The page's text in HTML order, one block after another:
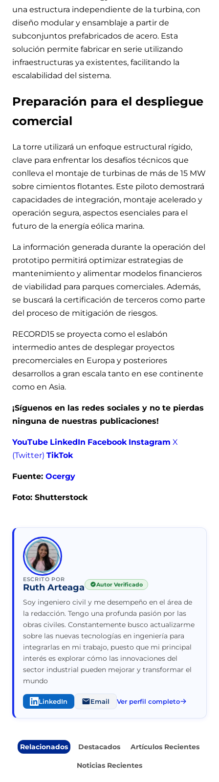
una estructura independiente de la turbina, con
diseño modular y ensamblaje a partir de
subconjuntos prefabricados de acero. Esta
solución permite fabricar en serie utilizando
infraestructuras ya existentes, facilitando la
escalabilidad del sistema.
Preparación para el despliegue
comercial
La torre utilizará un enfoque estructural rígido,
clave para enfrentar los desafíos técnicos que
conlleva el montaje de turbinas de más de 15 MW
sobre cimientos flotantes. Este piloto demostrará
capacidades de integración, montaje acelerado y
operación segura, aspectos esenciales para el
futuro de la energía eólica marina.
La información generada durante la operación del
prototipo permitirá optimizar estrategias de
mantenimiento y alimentar modelos financieros
de viabilidad para parques comerciales. Además,
se buscará la certificación de terceros como parte
del proceso de mitigación de riesgos.
RECORD15 se proyecta como el eslabón
intermedio antes de desplegar proyectos
precomerciales en Europa y posteriores
desarrollos a gran escala tanto en ese continente
como en Asia.
¡Síguenos en las redes sociales y no te pierdas
ninguna de nuestras publicaciones!
YouTube LinkedIn Facebook Instagram X
(Twitter) TikTok
Fuente: Ocergy
Foto: Shutterstock
ESCRITO POR
Ruth Arteaga Autor Verificado
Soy ingeniero civil y me desempeño en el área de
la redacción. Tengo una profunda pasión por las
obras civiles. Constantemente busco actualizarme
sobre las nuevas tecnologías en ingeniería para
integrarlas en mi trabajo, puesto que mi principal
interés es explorar cómo las innovaciones del
sector industrial pueden mejorar y transformar el
mundo
LinkedIn Email Ver perfil completo
Relacionados Destacados Artículos Recientes
Noticias Recientes